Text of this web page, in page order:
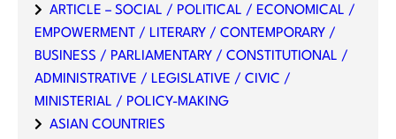
ARTICLE – SOCIAL / POLITICAL / ECONOMICAL /
EMPOWERMENT / LITERARY / CONTEMPORARY /
BUSINESS / PARLIAMENTARY / CONSTITUTIONAL /
ADMINISTRATIVE / LEGISLATIVE / CIVIC /
MINISTERIAL / POLICY-MAKING
ASIAN COUNTRIES